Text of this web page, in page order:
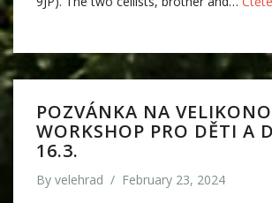
POZVÁNKA NA
WORKSHOP PRO DĚTI A
16.3.
By velehrad / February 23, 2024